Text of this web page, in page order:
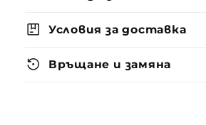
package Условия за доставка
settings_backup_restore Връщане и замяна